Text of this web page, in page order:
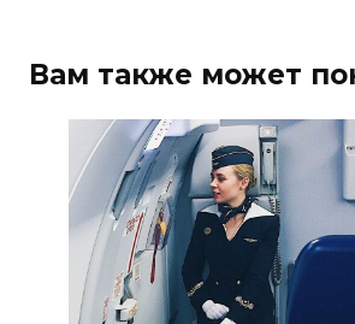
Вам также может